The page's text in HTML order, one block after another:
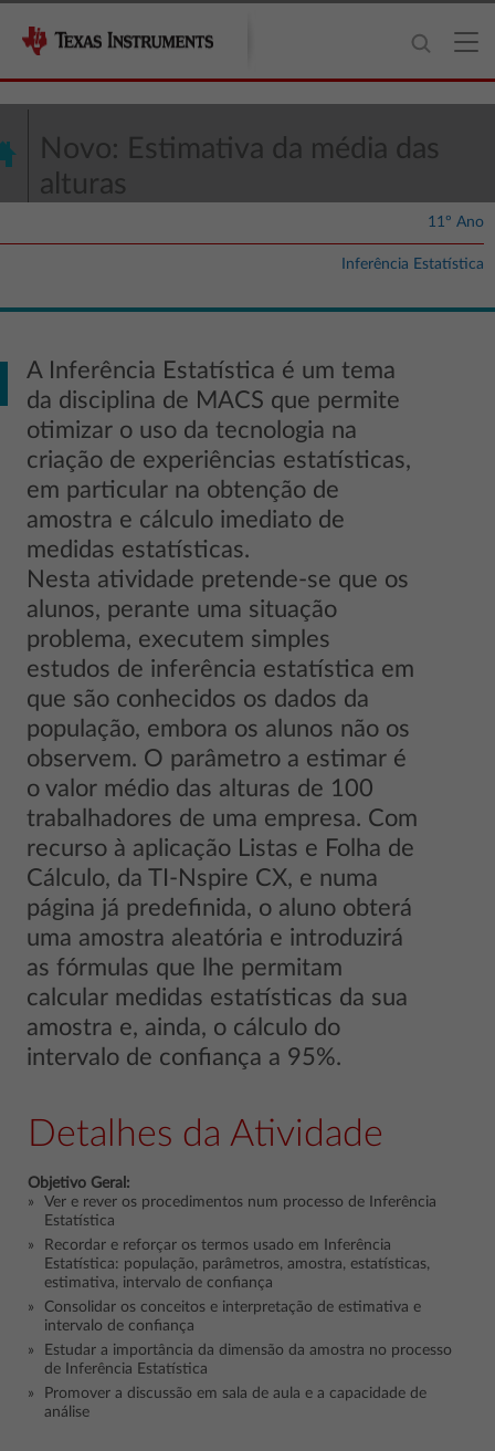
Novo: Estimativa da média das
alturas
11º Ano
Inferência Estatística
A Inferência Estatística é um tema
da disciplina de MACS que permite
otimizar o uso da tecnologia na
criação de experiências estatísticas,
em particular na obtenção de
amostra e cálculo imediato de
medidas estatísticas.
Nesta atividade pretende-se que os
alunos, perante uma situação
problema, executem simples
estudos de inferência estatística em
que são conhecidos os dados da
população, embora os alunos não os
observem. O parâmetro a estimar é
o valor médio das alturas de 100
trabalhadores de uma empresa. Com
recurso à aplicação Listas e Folha de
Cálculo, da TI-Nspire CX, e numa
página já predefinida, o aluno obterá
uma amostra aleatória e introduzirá
as fórmulas que lhe permitam
calcular medidas estatísticas da sua
amostra e, ainda, o cálculo do
intervalo de confiança a 95%.
Detalhes da Atividade
Objetivo Geral:
Ver e rever os procedimentos num processo de Inferência
Estatística
Recordar e reforçar os termos usado em Inferência
Estatística: população, parâmetros, amostra, estatísticas,
estimativa, intervalo de confiança
Consolidar os conceitos e interpretação de estimativa e
intervalo de confiança
Estudar a importância da dimensão da amostra no processo
de Inferência Estatística
Promover a discussão em sala de aula e a capacidade de
análise